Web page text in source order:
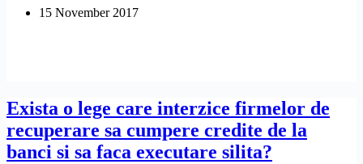
Credit
platit?
15 November 2017
Exista o lege care interzice firmelor de
recuperare sa cumpere credite de la
banci si sa faca executare silita?